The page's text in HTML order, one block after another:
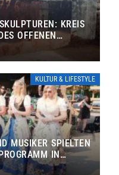
KREIS
OFFENEN
KULTUR & LIFESTYLE
MUSIKER SPIELTEN
IN